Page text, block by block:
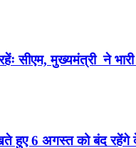
सीएम, मुख्यमंत्री ने
हुए 6 अगस्त को बंद